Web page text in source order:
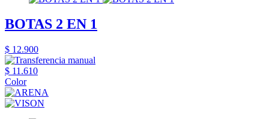
BOTAS 2 EN 1
$ 12.900
$ 11.610
Color